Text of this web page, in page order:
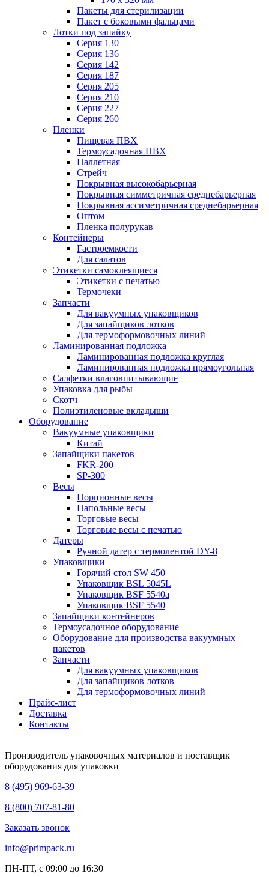
Пакеты для стерилизации
Пакет с боковыми фальцами
Лотки под запайку
Серия 130
Серия 136
Серия 142
Серия 187
Серия 205
Серия 210
Серия 227
Серия 260
Пленки
Пищевая ПВХ
Термоусадочная ПВХ
Паллетная
Стрейч
Покрывная высокобарьерная
Покрывная симметричная среднебарьерная
Покрывная ассиметричная среднебарьерная
Оптом
Пленка полурукав
Контейнеры
Гастроемкости
Для салатов
Этикетки самоклеящиеся
Этикетки с печатью
Термочеки
Запчасти
Для вакуумных упаковщиков
Для запайщиков лотков
Для термоформовочных линий
Ламинированная подложка
Ламинированная подложка круглая
Ламинированная подложка прямоугольная
Салфетки влаговпитывающие
Упаковка для рыбы
Скотч
Полиэтиленовые вкладыши
Оборудование
Вакуумные упаковщики
Китай
Запайщики пакетов
FKR-200
SP-300
Весы
Порционные весы
Напольные весы
Торговые весы
Торговые весы с печатью
Датеры
Ручной датер с термолентой DY-8
Упаковщики
Горячий стол SW 450
Упаковщик BSL 5045L
Упаковщик BSF 5540a
Упаковщик BSF 5540
Запайщики контейнеров
Термоусадочное оборудование
Оборудование для производства вакуумных
пакетов
Запчасти
Для вакуумных упаковщиков
Для запайщиков лотков
Для термоформовочных линий
Прайс-лист
Доставка
Контакты
Производитель упаковочных материалов и поставщик
оборудования для упаковки
8 (495) 969-63-39
8 (800) 707-81-80
Заказать звонок
info@primpack.ru
ПН-ПТ, с 09:00 до 16:30